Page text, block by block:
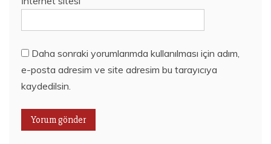
Daha sonraki yorumlarımda kullanılması için adım,
e-posta adresim ve site adresim bu tarayıcıya
kaydedilsin.